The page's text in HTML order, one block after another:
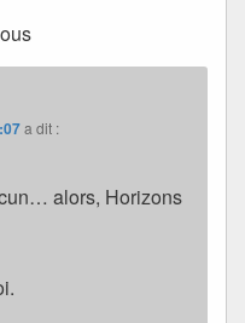
a dit :
alors, Horizons